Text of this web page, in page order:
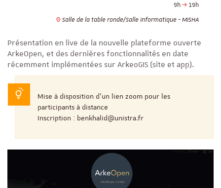
9h
19h
Salle de la table ronde/Salle informatique - MISHA
Présentation en live de la nouvelle plateforme ouverte
ArkeOpen, et des dernières fonctionnalités en date
récemment implémentées sur ArkeoGIS (site et app).
Mise à disposition d'un lien zoom pour les
participants à distance
Inscription : benkhalid@unistra.fr